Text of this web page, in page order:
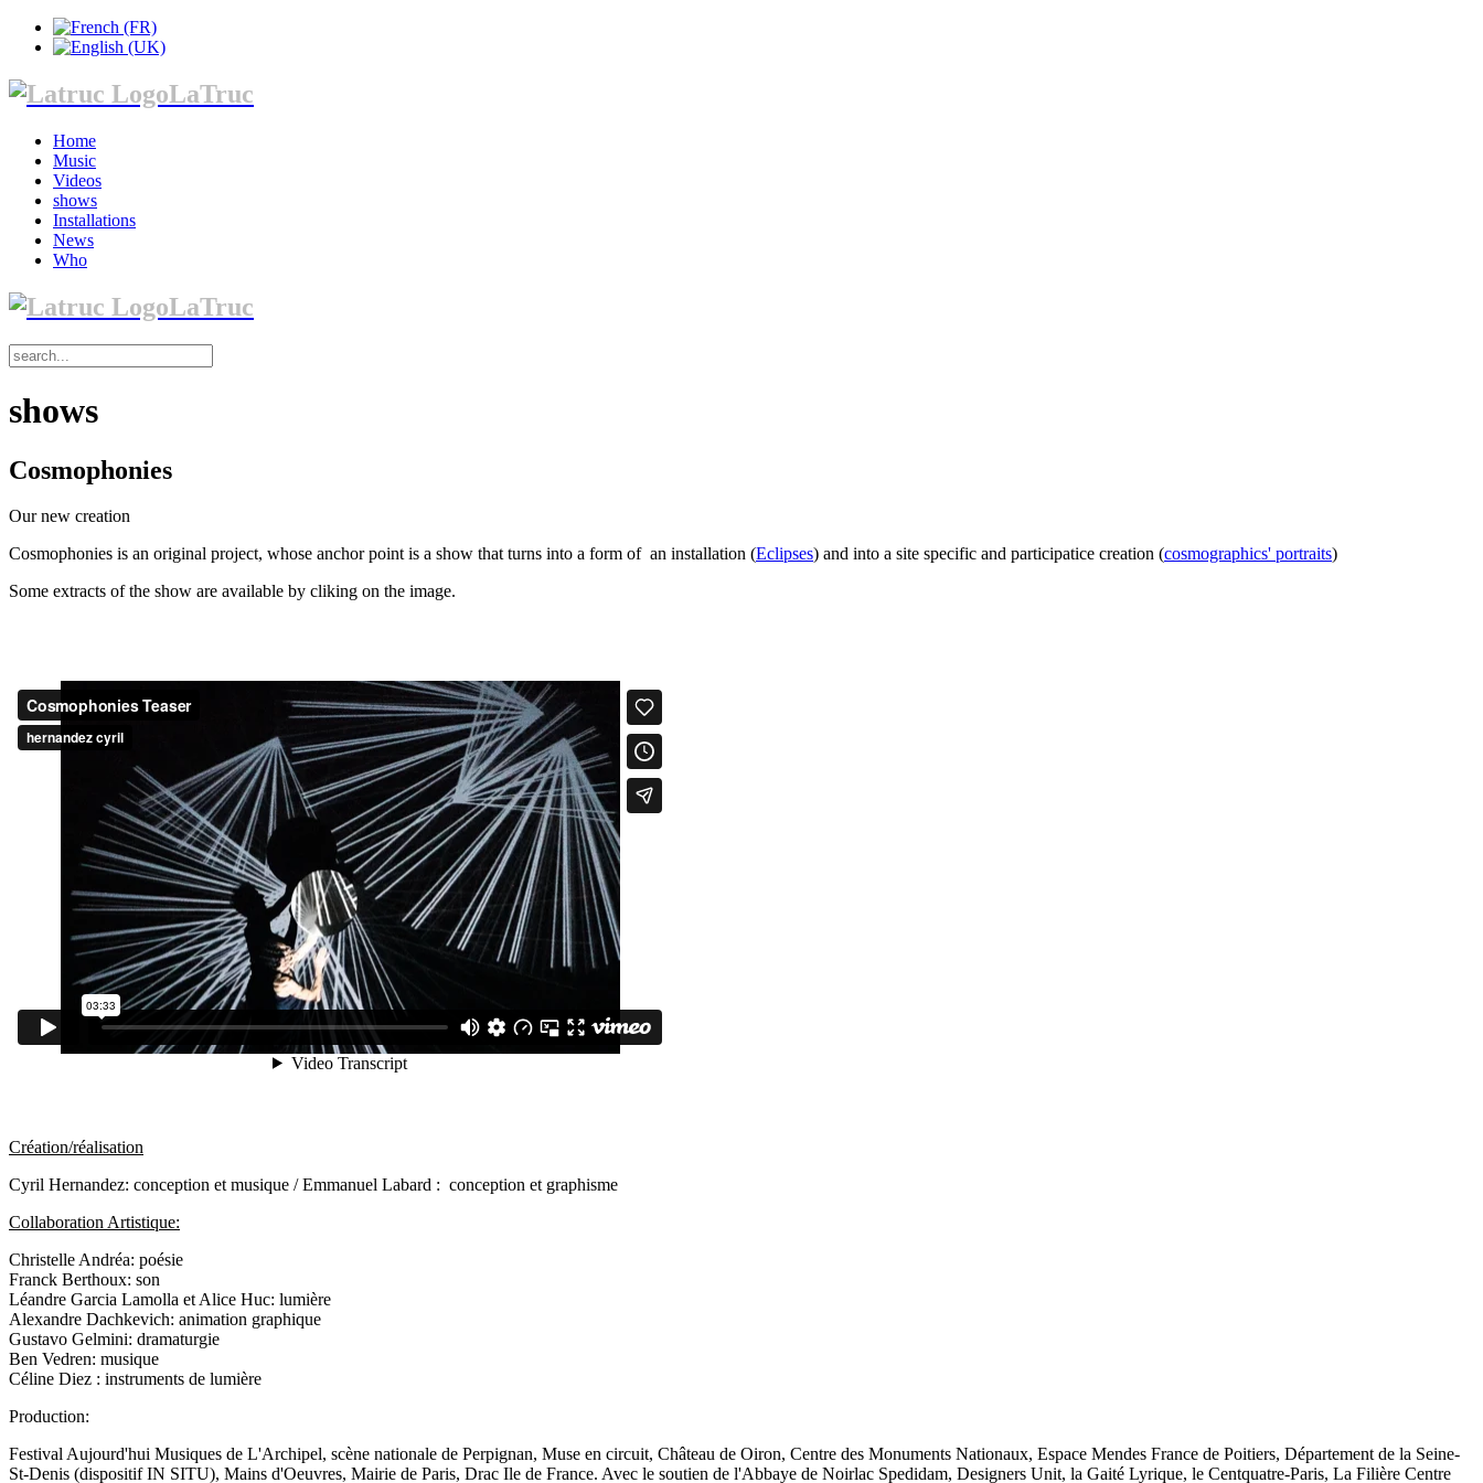
LaTruc
Home
Music
Videos
shows
Installations
News
Who
LaTruc
shows
Cosmophonies
Our new creation
Cosmophonies is an original project, whose anchor point is a show that turns into a form of an installation (Eclipses) and into a site specific and participatice creation (cosmographics' portraits)
Some extracts of the show are available by cliking on the image.
Création/réalisation
Cyril Hernandez: conception et musique / Emmanuel Labard : conception et graphisme
Collaboration Artistique:
Christelle Andréa: poésie
Franck Berthoux: son
Léandre Garcia Lamolla et Alice Huc: lumière
Alexandre Dachkevich: animation graphique
Gustavo Gelmini: dramaturgie
Ben Vedren: musique
Céline Diez : instruments de lumière
Production:
Festival Aujourd'hui Musiques de L'Archipel, scène nationale de Perpignan, Muse en circuit, Château de Oiron, Centre des Monuments Nationaux, Espace Mendes France de Poitiers, Département de la Seine-
St-Denis (dispositif IN SITU), Mains d'Oeuvres, Mairie de Paris, Drac Ile de France. Avec le soutien de l'Abbaye de Noirlac Spedidam, Designers Unit, la Gaité Lyrique, le Centquatre-Paris, La Filière Centre